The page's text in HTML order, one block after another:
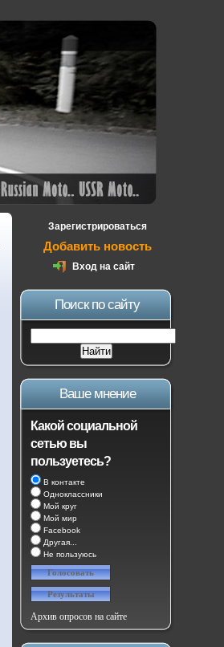
Зарегистрироваться
Добавить новость
Вход на сайт
Поиск по сайту
Ваше мнение
Какой социальной
сетью вы
пользуетесь?
В контакте
Одноклассники
Мой круг
Мой мир
Facebook
Другая...
Не пользуюсь
Архив опросов на сайте